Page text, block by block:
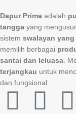
Dapur Prima adalah
tangga yang
sistem swalayan
memilih berbagai
santai dan leluasa.
terjangkau untuk
dan fungsional.